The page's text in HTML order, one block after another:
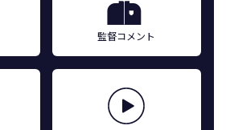
監督コメント